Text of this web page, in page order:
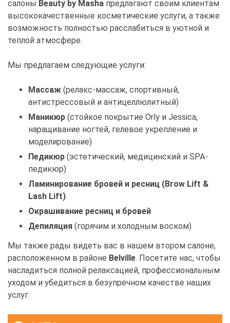
салоны Beauty by Masha предлагают своим клиентам
высококачественные косметические услуги, а также
возможность полностью расслабиться в уютной и
теплой атмосфере.
Мы предлагаем следующие услуги:
Массаж (релакс-массаж, спортивный,
антистрессовый и антицеллюлитный)
Маникюр (стойкое покрытие Orly и Jessica,
наращивание ногтей, гелевое укрепление и
моделирование)
Педикюр (эстетический, медицинский и SPA-
педикюр)
Ламинирование бровей и ресниц (Brow Lift &
Lash Lift)
Окрашивание ресниц и бровей
Депиляция (горячим и холодным воском)
Мы также рады видеть вас в нашем втором салоне,
расположенном в районе Belville. Посетите нас, чтобы
насладиться полной релаксацией, профессиональным
уходом и убедиться в безупречном качестве наших
услуг.